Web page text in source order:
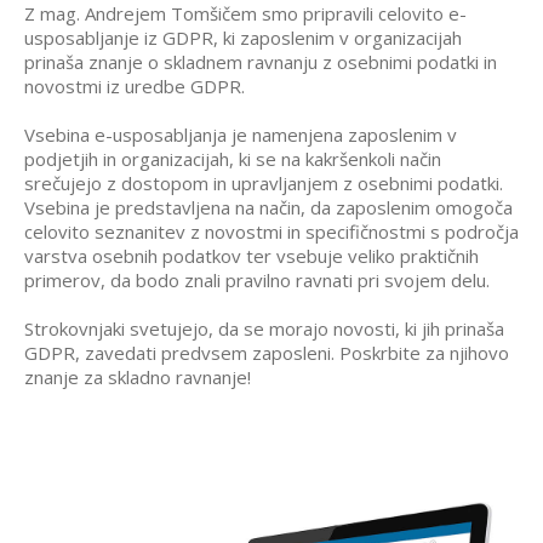
Z mag. Andrejem Tomšičem smo pripravili celovito e-
usposabljanje iz GDPR, ki zaposlenim v organizacijah
prinaša znanje o skladnem ravnanju z osebnimi podatki in
novostmi iz uredbe GDPR.
Vsebina e-usposabljanja je namenjena zaposlenim v
podjetjih in organizacijah, ki se na kakršenkoli način
srečujejo z dostopom in upravljanjem z osebnimi podatki.
Vsebina je predstavljena na način, da zaposlenim omogoča
celovito seznanitev z novostmi in specifičnostmi s področja
varstva osebnih podatkov ter vsebuje veliko praktičnih
primerov, da bodo znali pravilno ravnati pri svojem delu.
Strokovnjaki svetujejo, da se morajo novosti, ki jih prinaša
GDPR, zavedati predvsem zaposleni. Poskrbite za njihovo
znanje za skladno ravnanje!